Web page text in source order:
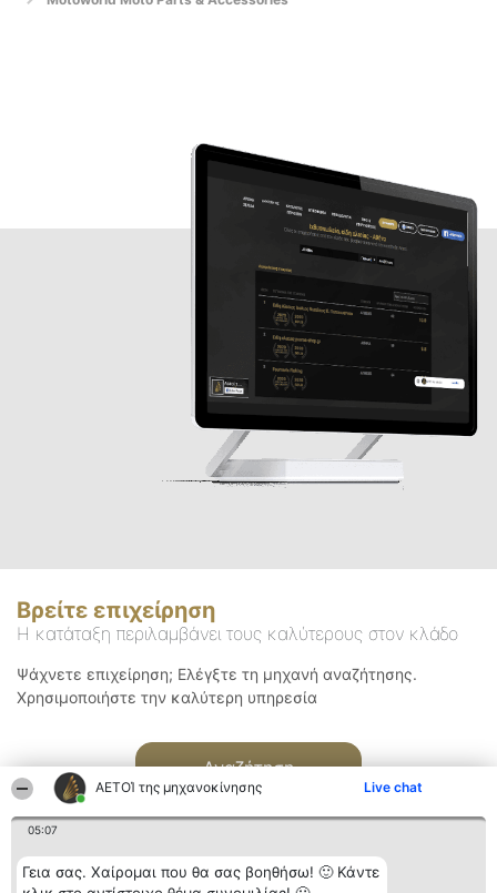
ΑΕΤΟΊ της μηχανοκίνησης Live chat
05:07
Γεια σας. Χαίρομαι που θα σας βοηθήσω! 🙂 Κάντε
Βρείτε επιχείρηση
Η κατάταξη περιλαμβάνει τους καλύτερους στον κλάδο
Ψάχνετε επιχείρηση; Ελέγξτε τη μηχανή αναζήτησης.
Χρησιμοποιήστε την καλύτερη υπηρεσία
Αναζήτηση